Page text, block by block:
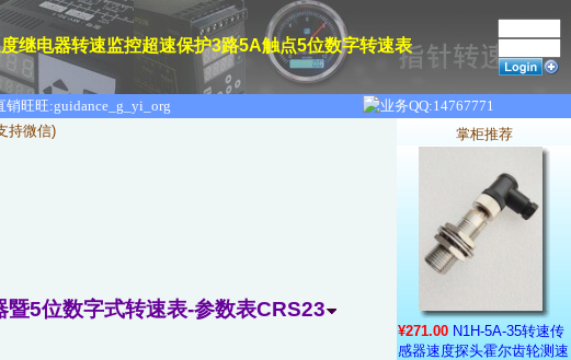
继电器转速监控超速保护3路5A触点5位数字转速表
持微信)
5位数字式转速表-参数表CRS23
掌柜推荐
¥271.00 N1H-5A-35转速传
感器速度探头霍尔齿轮测速